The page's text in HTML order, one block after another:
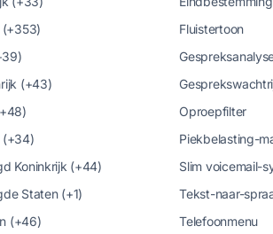
(+43)
Koninkrijk (+44)
Staten (+1)
(+46)
Fluistertoon
Oproepfilter
Piekbelasting-
Slim voicemail-
Tekst-naar-
Telefoonmenu